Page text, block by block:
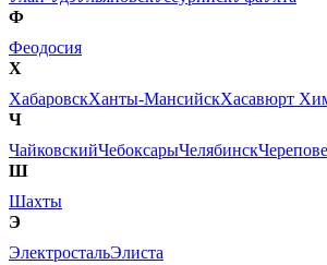
Ф
Феодосия
Х
ХабаровскХанты-МансийскХасавюрт
Ч
ЧайковскийЧебоксарыЧелябинск
Ш
Шахты
Э
ЭлектростальЭлиста